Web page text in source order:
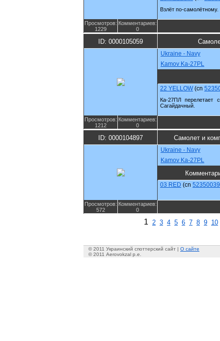
Взлёт по-самолётному.
Просмотров:
1229
Комментариев:
0
ID: 0000105059
Ukraine - Navy
Kamov Ka-27PL
22 YELLOW (cn
Ка-27ПЛ перелетает
Сагайдачный.
Просмотров:
1212
Комментариев:
0
ID: 0000104897 Самолет и
Ukraine - Navy
Kamov Ka-27PL
03 RED (cn
Просмотров:
572
Комментариев:
0
1 2 3 4 5 6 7 8 9 10
© 2011 Украинский споттерский сайт | О сайте
© 2011 Aerovokzal p.e.